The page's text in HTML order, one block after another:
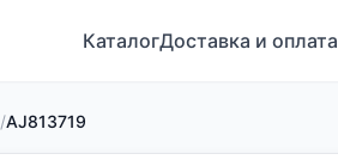
КаталогДоставка и оплата
/AJ813719